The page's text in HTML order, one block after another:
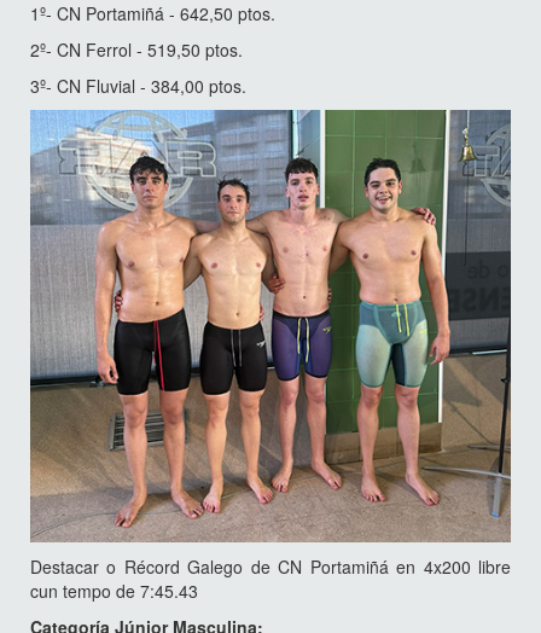
1º- CN Portamiñá - 642,50 ptos.
2º- CN Ferrol - 519,50 ptos.
3º- CN Fluvial - 384,00 ptos.
Destacar o Récord Galego de CN Portamiñá en 4x200 libre
cun tempo de 7:45.43
Categoría Júnior Masculina: